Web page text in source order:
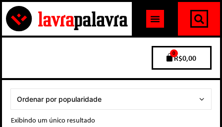
R$0,00
0
Exibindo um único resultado